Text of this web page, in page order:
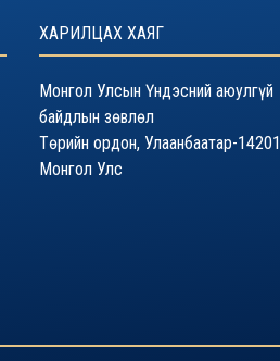
ХАРИЛЦАХ ХАЯГ
Монгол Улсын Үндэсний аюулгүй
байдлын зөвлөл
Төрийн ордон, Улаанбаатар-14201
Монгол Улс